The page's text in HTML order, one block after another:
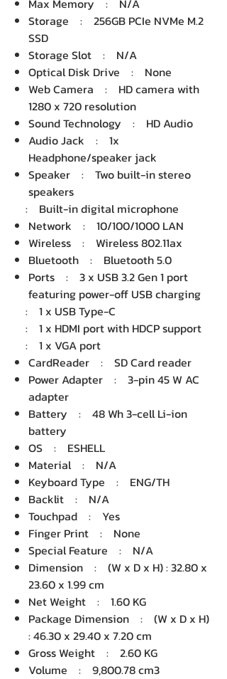
Max Memory : N/A
Storage : 256GB PCIe NVMe M.2
SSD
Storage Slot : N/A
Optical Disk Drive : None
Web Camera : HD camera with
1280 x 720 resolution
Sound Technology : HD Audio
Audio Jack : 1x
Headphone/speaker jack
Speaker : Two built-in stereo
speakers
: Built-in digital microphone
Network : 10/100/1000 LAN
Wireless : Wireless 802.11ax
Bluetooth : Bluetooth 5.0
Ports : 3 x USB 3.2 Gen 1 port
featuring power-off USB charging
: 1 x USB Type-C
: 1 x HDMI port with HDCP support
: 1 x VGA port
CardReader : SD Card reader
Power Adapter : 3-pin 45 W AC
adapter
Battery : 48 Wh 3-cell Li-ion
battery
OS : ESHELL
Material : N/A
Keyboard Type : ENG/TH
Backlit : N/A
Touchpad : Yes
Finger Print : None
Special Feature : N/A
Dimension : (W x D x H) : 32.80 x
23.60 x 1.99 cm
Net Weight : 1.60 KG
Package Dimension : (W x D x H)
: 46.30 x 29.40 x 7.20 cm
Gross Weight : 2.60 KG
Volume : 9,800.78 cm3